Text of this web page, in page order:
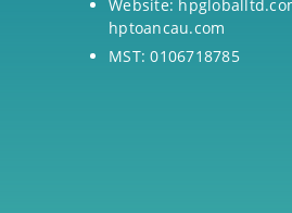
Website:
hptoancau.com
MST: 0106718785